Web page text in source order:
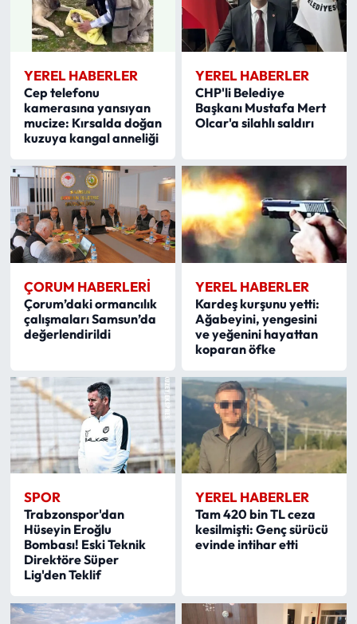
YEREL HABERLER
Cep telefonu
kamerasına yansıyan
mucize: Kırsalda doğan
kuzuya kangal anneliği
YEREL HABERLER
CHP'li Belediye
Başkanı Mustafa Mert
Olcar'a silahlı saldırı
ÇORUM HABERLERI
Çorum’daki ormancılık
çalışmaları Samsun’da
değerlendirildi
YEREL HABERLER
Kardeş kurşunu yetti:
Ağabeyini, yengesini
ve yeğenini hayattan
koparan öfke
SPOR
Trabzonspor'dan
Hüseyin Eroğlu
Bombası! Eski Teknik
Direktöre Süper
Lig'den Teklif
YEREL HABERLER
Tam 420 bin TL ceza
kesilmişti: Genç sürücü
evinde intihar etti